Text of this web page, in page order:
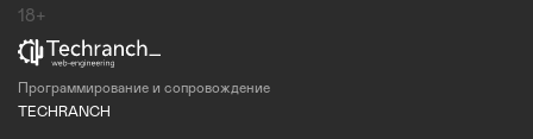
18+
Программирование и сопровождение
TECHRANCH